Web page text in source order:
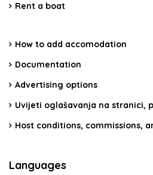
Rent a boat
How to add accomodation
Documentation
Advertising options
Uvijeti oglašavanja na stranici,
Host conditions, commissions,
Languages